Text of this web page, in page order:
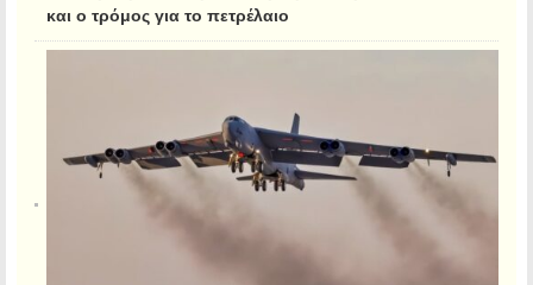
και ο τρόμος για το πετρέλαιο